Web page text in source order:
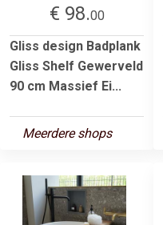
€ 98.00
Gliss design Badplank
Gliss Shelf Gewerveld
90 cm Massief Ei...
Meerdere shops